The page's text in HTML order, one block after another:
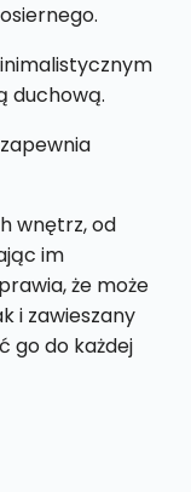
duchową.
wnętrz, od
im
że może
i zawieszany
go do każdej